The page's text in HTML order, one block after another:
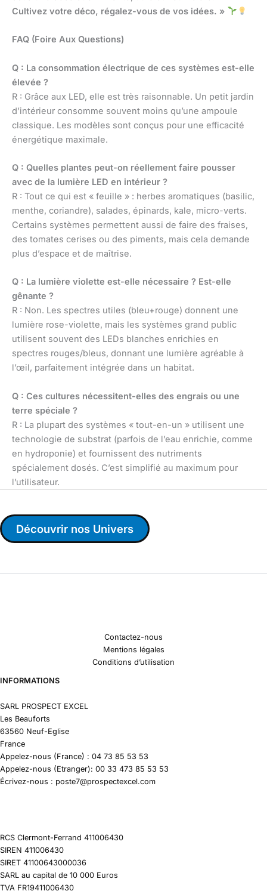
Cultivez votre déco, régalez-vous de vos idées. »
FAQ (Foire Aux Questions)
Q : La consommation électrique de ces systèmes est-elle
élevée ?
R : Grâce aux LED, elle est très raisonnable. Un petit jardin
d’intérieur consomme souvent moins qu’une ampoule
classique. Les modèles sont conçus pour une efficacité
énergétique maximale.
Q : Quelles plantes peut-on réellement faire pousser
avec de la lumière LED en intérieur ?
R : Tout ce qui est « feuille » : herbes aromatiques (basilic,
menthe, coriandre), salades, épinards, kale, micro-verts.
Certains systèmes permettent aussi de faire des fraises,
des tomates cerises ou des piments, mais cela demande
plus d’espace et de maîtrise.
Q : La lumière violette est-elle nécessaire ? Est-elle
gênante ?
R : Non. Les spectres utiles (bleu+rouge) donnent une
lumière rose-violette, mais les systèmes grand public
utilisent souvent des LEDs blanches enrichies en
spectres rouges/bleus, donnant une lumière agréable à
l’œil, parfaitement intégrée dans un habitat.
Q : Ces cultures nécessitent-elles des engrais ou une
terre spéciale ?
R : La plupart des systèmes « tout-en-un » utilisent une
technologie de substrat (parfois de l’eau enrichie, comme
en hydroponie) et fournissent des nutriments
spécialement dosés. C’est simplifié au maximum pour
l’utilisateur.
Découvrir nos Univers
Contactez-nous
Mentions légales
Conditions d’utilisation
INFORMATIONS
SARL PROSPECT EXCEL
Les Beauforts
63560 Neuf-Eglise
France
Appelez-nous (France) : 04 73 85 53 53
Appelez-nous (Etranger): 00 33 473 85 53 53
Écrivez-nous : poste7@prospectexcel.com
RCS Clermont-Ferrand 411006430
SIREN 411006430
SIRET 41100643000036
SARL au capital de 10 000 Euros
TVA FR19411006430